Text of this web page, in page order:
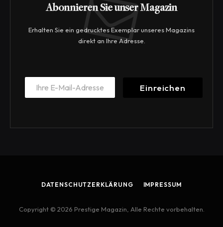
Abonnieren Sie unser Magazin
Erhalten Sie ein gedrucktes Exemplar unseres Magazins
direkt an Ihre Adresse.
*
E
a
*
Einreichen
DATENSCHUTZERKLÄRUNG IMPRESSUM
Copyright © 2026 Prestige Magazin, Alle Rechte vorbehalten.